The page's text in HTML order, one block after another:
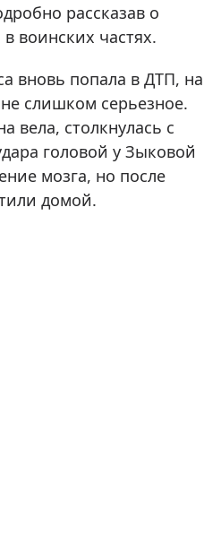
рассказав о
воинских частях.
вновь попала в ДТП, на
слишком серьезное.
вела, столкнулась с
головой у Зыковой
мозга, но после
домой.